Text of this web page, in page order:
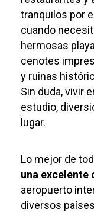
tranquilos por
cuando
hermosas
cenotes
y ruinas
Sin duda, vivir
estudio,
lugar.
Lo mejor de
una excelente
aeropuerto
diversos